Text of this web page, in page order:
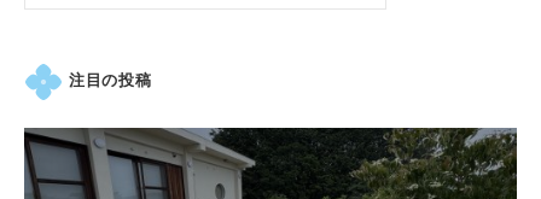
索:
注目の投稿